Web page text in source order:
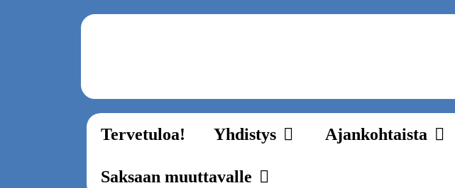
Tervetuloa! Yhdistys Ajankohtaista
Saksaan muuttavalle